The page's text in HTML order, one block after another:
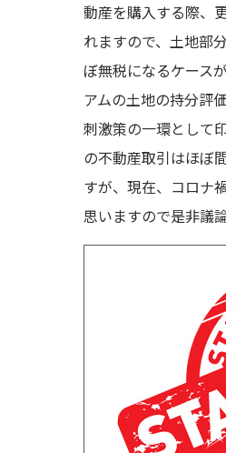
動産を購入する際、
れますので、土地部
ぼ無税になるケース
アムの土地の持分評
刺激策の一環として
の不動産取引はほぼ
すが、現在、コロナ
思いますので是非議